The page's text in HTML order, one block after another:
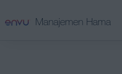
Manajemen Hama